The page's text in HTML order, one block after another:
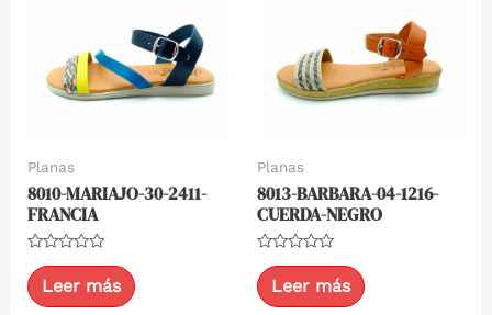
Planas
8010-MARIAJO-30-2411-
FRANCIA
Valorado
con
0
de
Leer más
Planas
8013-BARBARA-04-1216-
CUERDA-NEGRO
Valorado
con
0
de
Leer más